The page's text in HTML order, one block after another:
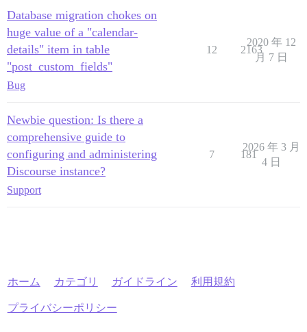
Database migration chokes on
huge value of a "calendar-
details" item in table
"post_custom_fields"
Bug
12 2163
2020 年 12
月 7 日
Newbie question: Is there a
comprehensive guide to
configuring and administering
Discourse instance?
Support
7 181
2026 年 3 月
4 日
ホーム カテゴリ ガイドライン 利用規約
プライバシーポリシー